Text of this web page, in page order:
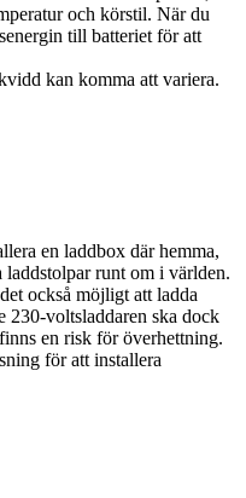
och körstil. När du
till batteriet för att
kan komma att variera.
en laddbox där hemma,
laddstolpar runt om i världen.
också möjligt att ladda
230-voltsladdaren ska dock
en risk för överhettning.
för att installera